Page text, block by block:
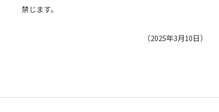
禁じます。
（2025年3月10日）